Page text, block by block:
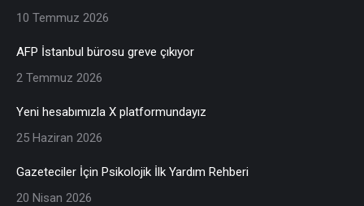
10 Temmuz 2026
AFP İstanbul bürosu greve çıkıyor
2 Temmuz 2026
Yeni hesabımızla X platformundayız
25 Haziran 2026
Gazeteciler İçin Psikolojik İlk Yardım Rehberi
20 Nisan 2026